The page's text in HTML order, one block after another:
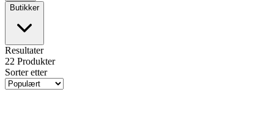
Butikker
Resultater
22 Produkter
Sorter etter